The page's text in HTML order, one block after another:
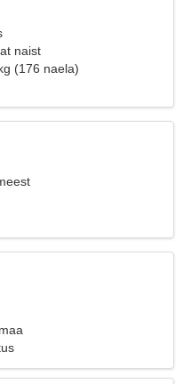
naist
(176 naela)